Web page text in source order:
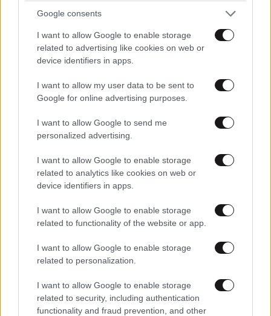
Google consents
I want to allow Google to enable storage
related to advertising like cookies on web or
device identifiers in apps.
I want to allow my user data to be sent to
Google for online advertising purposes.
I want to allow Google to send me
personalized advertising.
I want to allow Google to enable storage
related to analytics like cookies on web or
device identifiers in apps.
I want to allow Google to enable storage
related to functionality of the website or app.
I want to allow Google to enable storage
related to personalization.
I want to allow Google to enable storage
related to security, including authentication
functionality and fraud prevention, and other
View this post on Instagram